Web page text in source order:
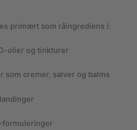
primært som råingrediens i:
olier og tinkturer
som cremer, salver og balms
formuleringer